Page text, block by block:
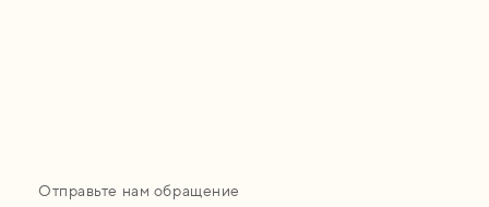
Отправьте нам обращение